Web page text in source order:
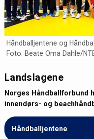
Håndballjentene og
Foto: Beate Oma Dahle/
Landslagene
Norges Håndballforbund
innendørs- og
Håndballjentene